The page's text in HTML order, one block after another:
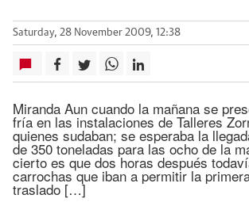
Saturday, 28 November 2009, 12:38
Miranda Aun cuando la mañana se
fría en las instalaciones de Talleres
quienes sudaban; se esperaba la
de 350 toneladas para las ocho de la
cierto es que dos horas después
carrochas que iban a permitir la
traslado […]